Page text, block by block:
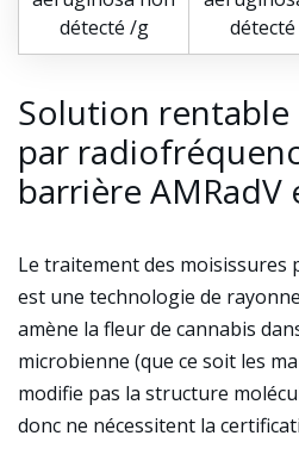
détecté /g
Solution
par
barrière AMRadV
Le traitement des moisissures
est une technologie de
amène la fleur de cannabis
microbienne (que ce soit les
modifie pas la structure
donc ne nécessitent la